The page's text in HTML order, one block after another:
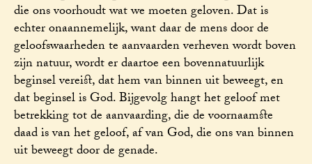
die ons voorhoudt wat we moeten geloven. Dat is
echter onaannemelijk, want daar de mens door de
geloofswaarheden te aanvaarden verheven wordt boven
zijn natuur, wordt er daartoe een bovennatuurlijk
beginsel vereist, dat hem van binnen uit beweegt, en
dat beginsel is God. Bijgevolg hangt het geloof met
betrekking tot de aanvaarding, die de voornaamste
daad is van het geloof, af van God, die ons van binnen
uit beweegt door de genade.